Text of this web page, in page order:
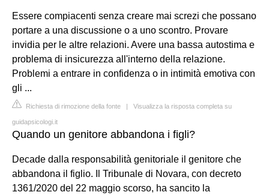
Essere compiacenti senza creare mai screzi che possano
portare a una discussione o a uno scontro. Provare
invidia per le altre relazioni. Avere una bassa autostima e
problema di insicurezza all'interno della relazione.
Problemi a entrare in confidenza o in intimità emotiva con
gli ...
Richiesta di rimozione della fonte | Visualizza la risposta completa su
guidapsicologi.it
Quando un genitore abbandona i figli?
Decade dalla responsabilità genitoriale il genitore che
abbandona il figlio. Il Tribunale di Novara, con decreto
1361/2020 del 22 maggio scorso, ha sancito la